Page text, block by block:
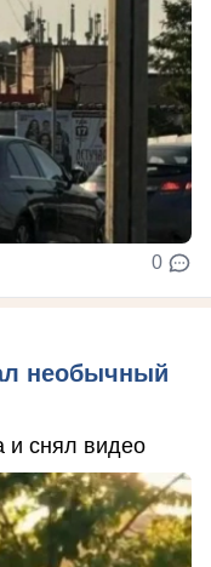
0
необычный
и снял видео